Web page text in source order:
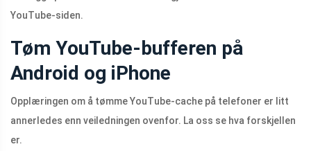
YouTube-siden.
Tøm YouTube-bufferen på
Android og iPhone
Opplæringen om å tømme YouTube-cache på telefoner er litt
annerledes enn veiledningen ovenfor. La oss se hva forskjellen
er.